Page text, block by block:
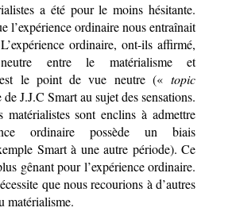
a été pour le moins hésitante.
l’expérience ordinaire nous entraînait
ordinaire, ont-ils affirmé,
entre le matérialisme et
le point de vue neutre (« topic
J.J.C Smart au sujet des sensations.
matérialistes sont enclins à admettre
ordinaire possède un biais
Smart à une autre période). Ce
gênant pour l’expérience ordinaire.
que nous recourions à d’autres
matérialisme.